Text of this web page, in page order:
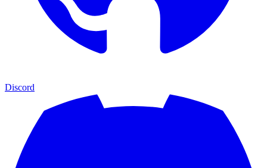
Discord